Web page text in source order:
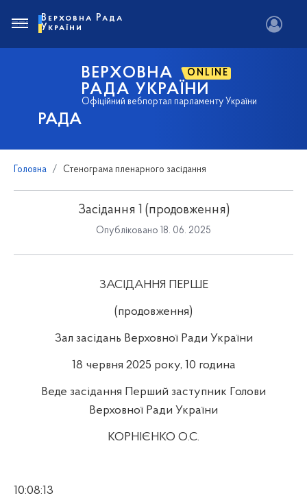
РАДА
ВЕРХОВНА ONLINE
РАДА УКРАЇНИ
Офіційний вебпортал парламенту України
Верховна Рада
України
Головна Стенограма пленарного засідання
Засідання 1 (продовження)
Опубліковано 18. 06. 2025
ЗАСІДАННЯ ПЕРШЕ
(продовження)
Зал засідань Верховної Ради України
18 червня 2025 року, 10 година
Веде засідання Перший заступник Голови
Верховної Ради України
КОРНІЄНКО О.С.
10:08:13